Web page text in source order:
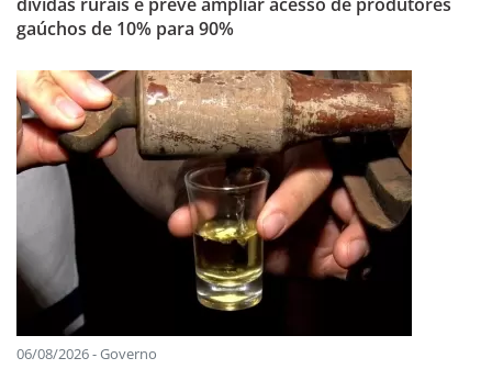
gaúchos de 10% para 90%
06/08/2026 - Governo